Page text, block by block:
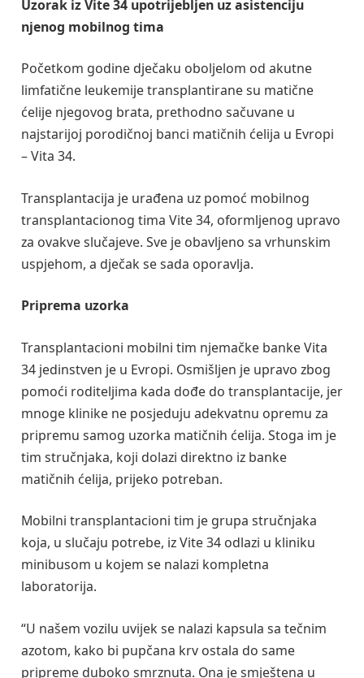
Uzorak iz Vite 34 upotrijebljen uz asistenciju
njenog mobilnog tima
Početkom godine dječaku oboljelom od akutne
limfatične leukemije transplantirane su matične
ćelije njegovog brata, prethodno sačuvane u
najstarijoj porodičnoj banci matičnih ćelija u Evropi
– Vita 34.
Transplantacija je urađena uz pomoć mobilnog
transplantacionog tima Vite 34, oformljenog upravo
za ovakve slučajeve. Sve je obavljeno sa vrhunskim
uspjehom, a dječak se sada oporavlja.
Priprema uzorka
Transplantacioni mobilni tim njemačke banke Vita
34 jedinstven je u Evropi. Osmišljen je upravo zbog
pomoći roditeljima kada dođe do transplantacije, jer
mnoge klinike ne posjeduju adekvatnu opremu za
pripremu samog uzorka matičnih ćelija. Stoga im je
tim stručnjaka, koji dolazi direktno iz banke
matičnih ćelija, prijeko potreban.
Mobilni transplantacioni tim je grupa stručnjaka
koja, u slučaju potrebe, iz Vite 34 odlazi u kliniku
minibusom u kojem se nalazi kompletna
laboratorija.
“U našem vozilu uvijek se nalazi kapsula sa tečnim
azotom, kako bi pupčana krv ostala do same
pripreme duboko smrznuta. Ona je smještena u